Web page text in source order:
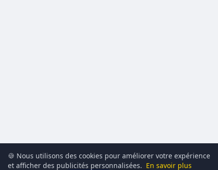
🍪 Nous utilisons des cookies pour améliorer votre expérience
et afficher des publicités personnalisées. En savoir plus